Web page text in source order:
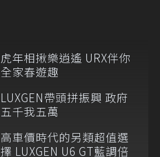
虎年相揪樂逍遙 URX伴你
全家春遊趣
LUXGEN帶頭拼振興 政府
五千我五萬
高車價時代的另類超值選
擇 LUXGEN U6 GT藍調倍